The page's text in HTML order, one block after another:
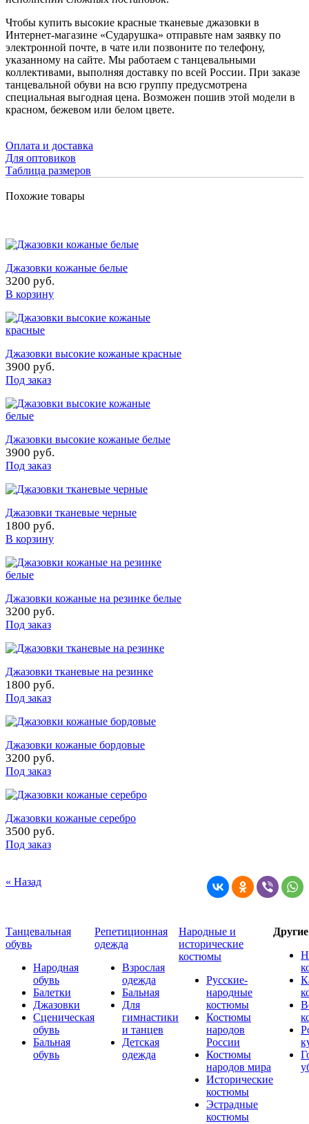
Чтобы купить высокие красные тканевые джазовки в
Интернет-магазине «Сударушка» отправьте нам заявку по
электронной почте, в чате или позвоните по телефону,
указанному на сайте. Мы работаем с танцевальными
коллективами, выполняя доставку по всей России. При заказе
танцевальной обуви на всю группу предусмотрена
специальная выгодная цена. Возможен пошив этой модели в
красном, бежевом или белом цвете.
Оплата и доставка
Для оптовиков
Таблица размеров
Похожие товары
Джазовки кожаные белые
3200 руб.
В корзину
Джазовки высокие кожаные красные
3900 руб.
Под заказ
Джазовки высокие кожаные белые
3900 руб.
Под заказ
Джазовки тканевые черные
1800 руб.
В корзину
Джазовки кожаные на резинке белые
3200 руб.
Под заказ
Джазовки тканевые на резинке
1800 руб.
Под заказ
Джазовки кожаные бордовые
3200 руб.
Под заказ
Джазовки кожаные серебро
3500 руб.
Под заказ
« Назад
Танцевальная
обувь
Народная
обувь
Балетки
Джазовки
Сценическая
обувь
Бальная
обувь
Репетиционная
одежда
Взрослая
одежда
Бальная
Для
гимнастики
и танцев
Детская
одежда
Народные и
исторические
костюмы
Русские-
народные
костюмы
Костюмы
народов
России
Костюмы
народов мира
Исторические
костюмы
Эстрадные
костюмы